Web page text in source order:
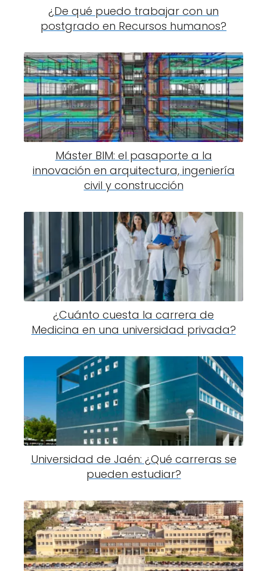
¿De qué puedo trabajar con un
postgrado en Recursos humanos?
Máster BIM: el pasaporte a la
innovación en arquitectura, ingeniería
civil y construcción
¿Cuánto cuesta la carrera de
Medicina en una universidad privada?
Universidad de Jaén: ¿Qué carreras se
pueden estudiar?